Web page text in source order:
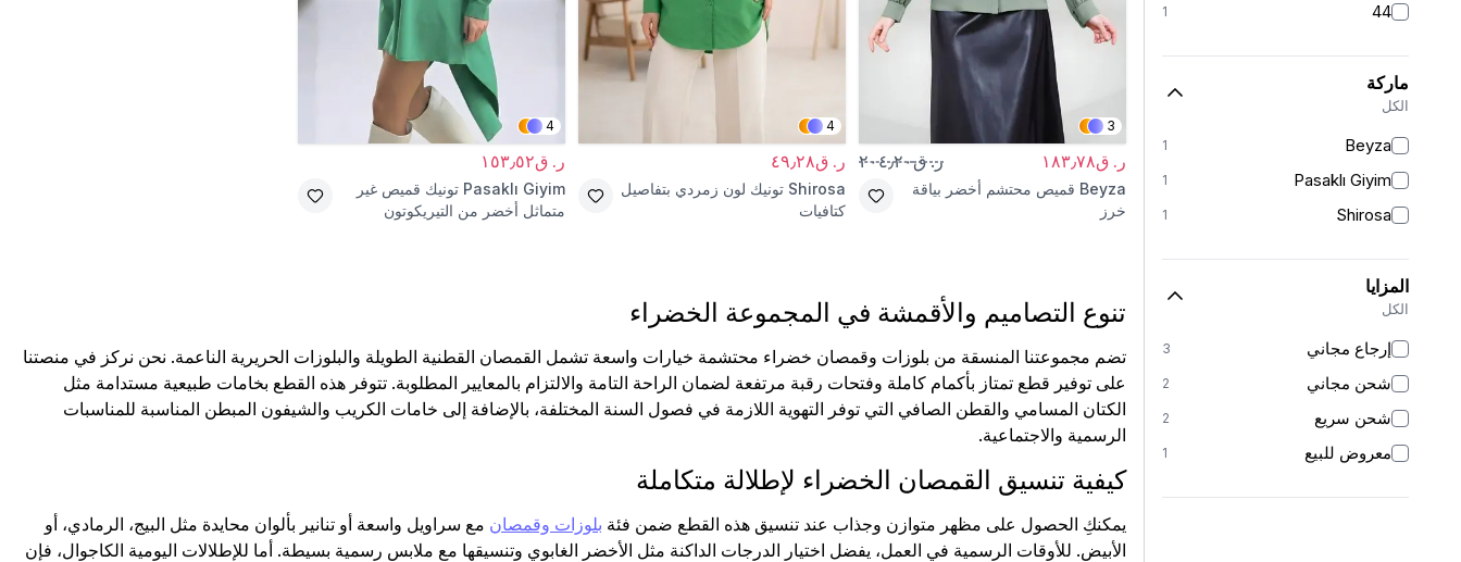
44
1
ماركة
الكل
Beyza
1
Pasaklı Giyim
1
Shirosa
1
المزايا
الكل
إرجاع مجاني 3
شحن مجاني 2
شحن سريع 2
معروض للبيع 1
3
ر. ق١٨٣٫٧٨ ر. ق٢٠٤٫٢٠
Beyza قميص محتشم أخضر بياقة
خرز
4
ر. ق٤٩٫٢٨
Shirosa تونيك لون زمردي بتفاصيل
كتافيات
4
ر. ق١٥٣٫٥٢
Pasaklı Giyim تونيك قميص غير
متماثل أخضر من التيريكوتون
تنوع التصاميم والأقمشة في المجموعة الخضراء
تضم مجموعتنا المنسقة من بلوزات وقمصان خضراء محتشمة خيارات واسعة تشمل القمصان القطنية الطويلة والبلوزات الحريرية الناعمة. نحن نركز في منصتنا
على توفير قطع تمتاز بأكمام كاملة وفتحات رقبة مرتفعة لضمان الراحة التامة والالتزام بالمعايير المطلوبة. تتوفر هذه القطع بخامات طبيعية مستدامة مثل
الكتان المسامي والقطن الصافي التي توفر التهوية اللازمة في فصول السنة المختلفة، بالإضافة إلى خامات الكريب والشيفون المبطن المناسبة للمناسبات
الرسمية والاجتماعية.
كيفية تنسيق القمصان الخضراء لإطلالة متكاملة
يمكنكِ الحصول على مظهر متوازن وجذاب عند تنسيق هذه القطع ضمن فئة بلوزات وقمصان مع سراويل واسعة أو تنانير بألوان محايدة مثل البيج، الرمادي، أو
الأبيض. للأوقات الرسمية في العمل، يفضل اختيار الدرجات الداكنة مثل الأخضر الغابوي وتنسيقها مع ملابس رسمية بسيطة. أما للإطلالات اليومية الكاجوال، فإن